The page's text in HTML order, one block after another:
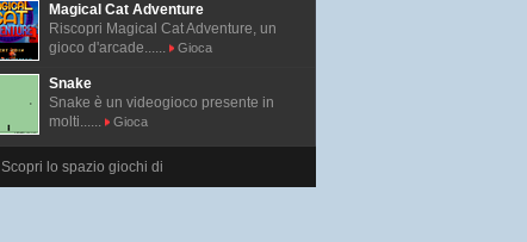
Magical Cat Adventure
Riscopri Magical Cat Adventure, un
gioco d'arcade......
Gioca
Snake
Snake è un videogioco presente in
molti......
Gioca
Scopri lo spazio giochi di